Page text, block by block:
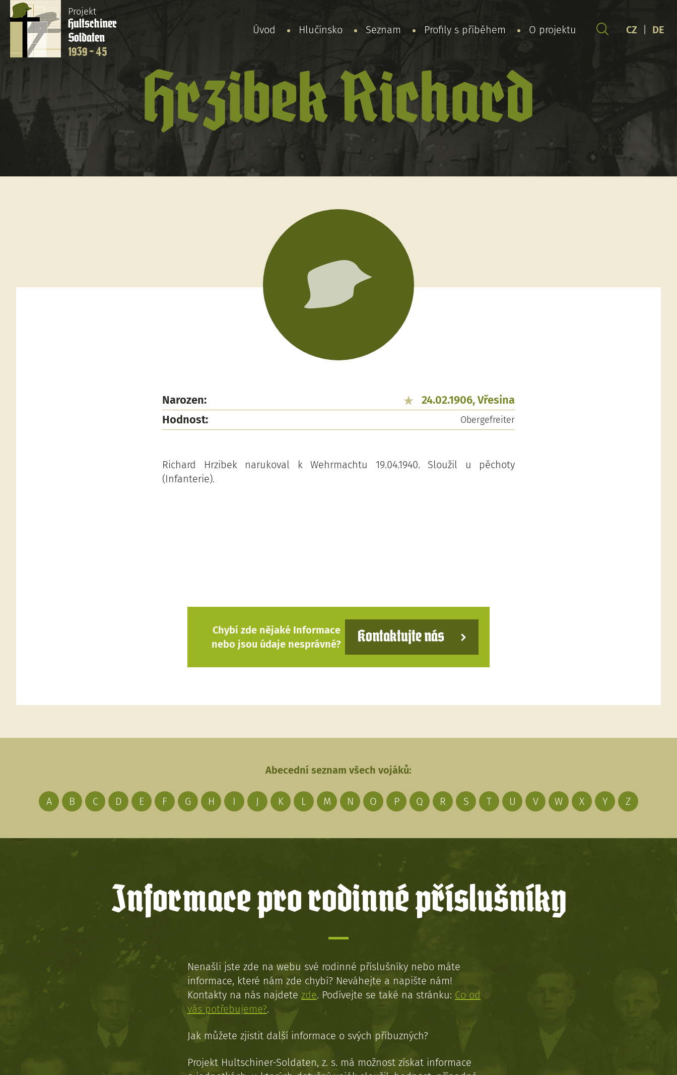
Projekt
Hultschiner
Soldaten
1939 - 45
Úvod Hlučínsko Seznam Profily s příběhem O projektu CZ DE
Hrzibek Richard
Narozen:
24.02.1906, Vřesina
Hodnost:
Obergefreiter
Richard Hrzibek narukoval k Wehrmachtu 19.04.1940. Sloužil u pěchoty
(Infanterie).
Chybí zde nějaké Informace
nebo jsou údaje nesprávné?
Kontaktujte nás
Abecední seznam všech vojáků:
A B C D E F G H I J K L M N O P Q R S T U V W X Y Z
Informace pro rodinné příslušníky
Nenašli jste zde na webu své rodinné příslušníky nebo máte
informace, které nám zde chybí? Neváhejte a napište nám!
Kontakty na nás najdete zde. Podívejte se také na stránku: Co od
vás potřebujeme?.
Jak můžete zjistit další informace o svých příbuzných?
Projekt Hultschiner-Soldaten, z. s. má možnost získat informace